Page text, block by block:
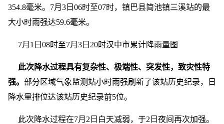
354.8毫米。7月3日06时至07时，镇巴县简池镇三溪站的最
大小时雨强达59.6毫米。
7月1日08时至7月3日20时汉中市累计降雨量图
此次降水过程具有复杂性、极端性、突发性，致灾性特
强。 部分区域气象监测站小时雨强刷新了该站历史纪录，日
降水量排位达该站历史纪录前5位。
此次降水过程在7月2日白天减弱，于2日夜间再次加强。